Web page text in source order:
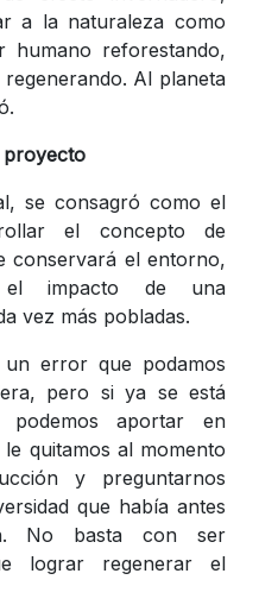
a la naturaleza como
humano reforestando,
Al planeta
proyecto
se consagró como el
el concepto de
conservará el entorno,
el impacto de una
vez más pobladas.
un error que podamos
pero si ya se está
podemos aportar en
quitamos al momento
y preguntarnos
que había antes
No basta con ser
lograr regenerar el